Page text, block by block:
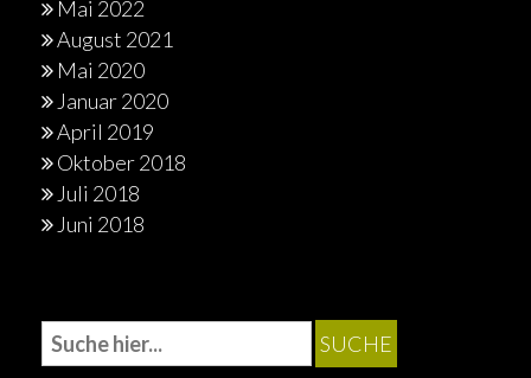
Mai 2022
August 2021
Mai 2020
Januar 2020
April 2019
Oktober 2018
Juli 2018
Juni 2018